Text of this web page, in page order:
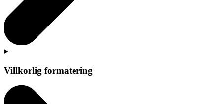
Villkorlig formatering